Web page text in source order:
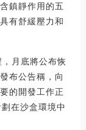
鎮靜作用的五
有舒緩壓力和
月底將公布恢
布公告稱，向
的開發工作正
在沙盒環境中